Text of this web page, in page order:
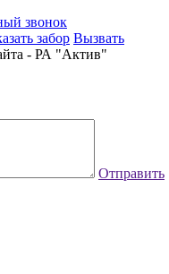
звонок
забор Вызвать
- РА "Актив"
Отправить